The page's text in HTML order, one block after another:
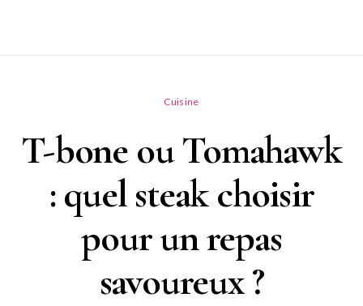
Cuisine
T-bone ou Tomahawk
: quel steak choisir
pour un repas
savoureux ?